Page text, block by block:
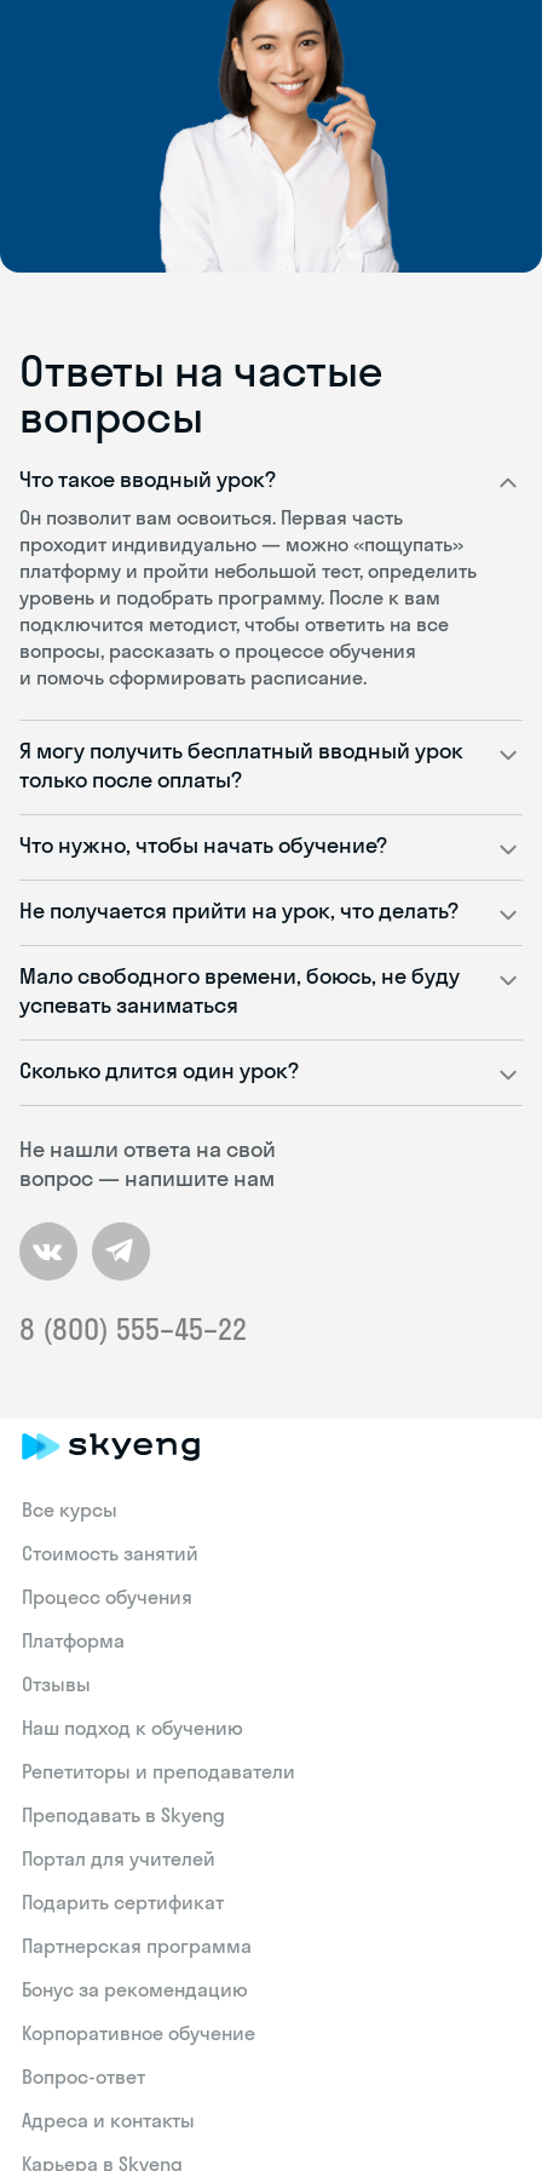
Ответы на частые
вопросы
Не нашли ответа на свой
вопрос — напишите нам
8 (800) 555–45–22
Что такое вводный урок?
Он позволит вам освоиться. Первая часть
проходит индивидуально — можно «пощупать»
платформу и пройти небольшой тест, определить
уровень и подобрать программу. После к вам
подключится методист, чтобы ответить на все
вопросы, рассказать о процессе обучения
и помочь сформировать расписание.
Я могу получить бесплатный вводный урок
только после оплаты?
Что нужно, чтобы начать обучение?
Не получается прийти на урок, что делать?
Мало свободного времени, боюсь, не буду
успевать заниматься
Сколько длится один урок?
Все курсы
Стоимость занятий
Процесс обучения
Платформа
Отзывы
Наш подход к обучению
Репетиторы и преподаватели
Преподавать в Skyeng
Портал для учителей
Подарить сертификат
Партнерская программа
Бонус за рекомендацию
Корпоративное обучение
Вопрос-ответ
Адреса и контакты
Карьера в Skyeng